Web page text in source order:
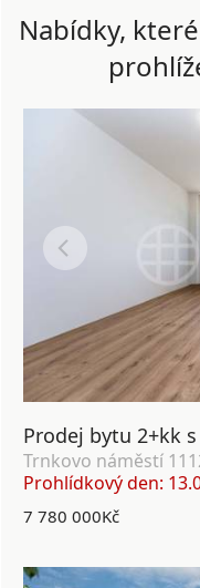
Nabídky,
Trnkovo náměstí
Prohlídkový den:
7 780 000Kč